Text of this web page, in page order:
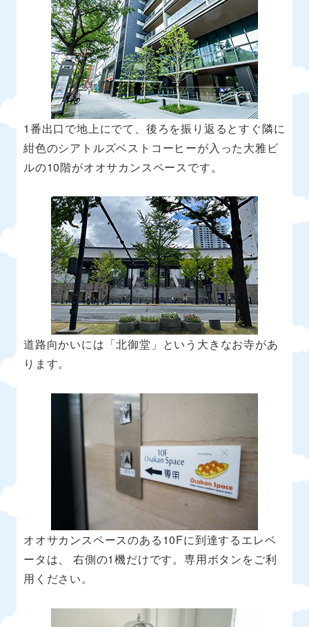
1番出口で地上にでて、後ろを振り返るとすぐ隣に
紺色のシアトルズベストコーヒーが入った大雅ビ
ルの10階がオオサカンスペースです。
道路向かいには「北御堂」という大きなお寺があ
ります。
オオサカンスペースのある10Fに到達するエレベ
ータは、 右側の1機だけです。専用ボタンをご利
用ください。